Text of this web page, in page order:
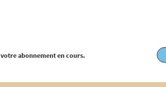
abonnement en cours.